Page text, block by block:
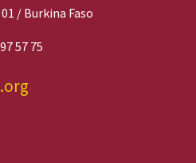
/ Burkina Faso
57 75